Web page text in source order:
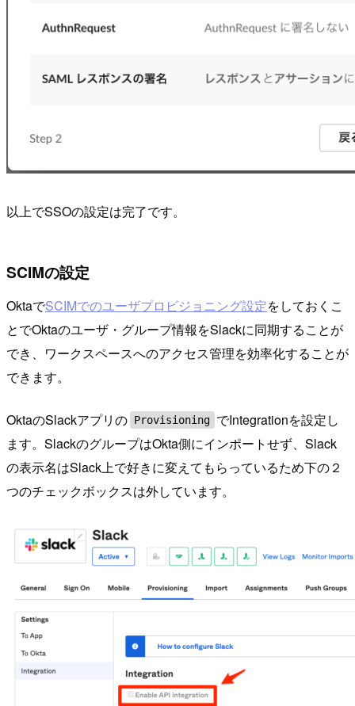
以上でSSOの設定は完了です。
SCIMの設定
OktaでSCIMでのユーザプロビジョニング設定をしておくこ
とでOktaのユーザ・グループ情報をSlackに同期することが
でき、ワークスペースへのアクセス管理を効率化することが
できます。
OktaのSlackアプリの Provisioning でIntegrationを設定し
ます。SlackのグループはOkta側にインポートせず、Slack
の表示名はSlack上で好きに変えてもらっているため下の２
つのチェックボックスは外しています。